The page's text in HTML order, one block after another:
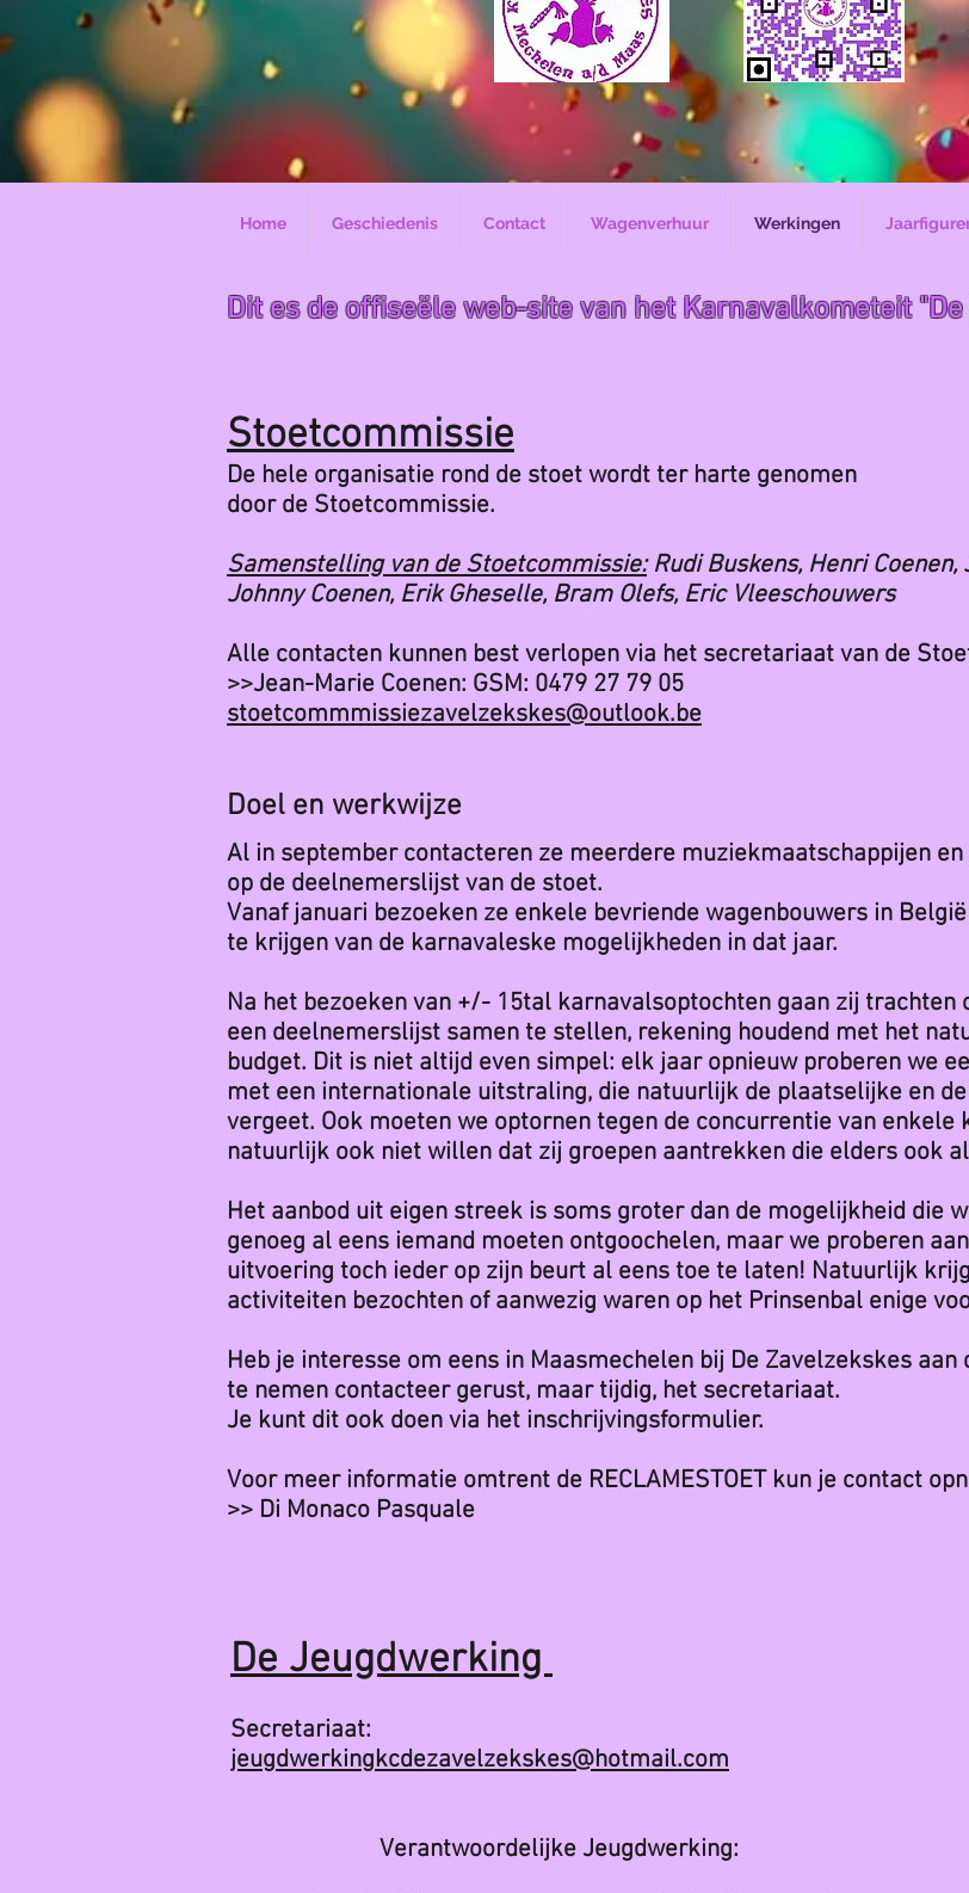
Home Geschiedenis Contact Wagenverhuur Werkingen
Dit es de offiseële web-site van het Karnavalkometeit
Stoetcommissie
De hele organisatie rond de stoet wordt ter harte genomen
door de Stoetcommissie.
Samenstelling van de Stoetcommissie:Rudi Buskens, Henri Coenen,
Johnny Coenen, Erik Gheselle, Bram Olefs, Eric Vleeschouwers
Alle contacten kunnen best verlopen via het secretariaat van de St
>>Jean-Marie Coenen: GSM: 0479 27 79 05
stoetcommmissiezavelzekskes@outlook.be
Doel en werkwijze
Al in september contacteren ze meerdere muziekmaatschappijen
op de deelnemerslijst van de stoet.
Vanaf januari bezoeken ze enkele bevriende wagenbouwers in
te krijgen van de karnavaleske mogelijkheden in dat jaar.
Na het bezoeken van +/- 15tal karnavalsoptochten gaan zij
een deelnemerslijst samen te stellen, rekening houdend met het
budget. Dit is niet altijd even simpel: elk jaar opnieuw proberen we
met een internationale uitstraling, die natuurlijk de plaatselijke en
vergeet. Ook moeten we optornen tegen de concurrentie van
natuurlijk ook niet willen dat zij groepen aantrekken die elders ook
Het aanbod uit eigen streek is soms groter dan de mogelijkheid die
genoeg al eens iemand moeten ontgoochelen, maar we proberen
uitvoering toch ieder op zijn beurt al eens toe te laten! Natuurlijk
activiteiten bezochten of aanwezig waren op het Prinsenbal enige
Heb je interesse om eens in Maasmechelen bij De Zavelzekskes
te nemen contacteer gerust, maar tijdig, het secretariaat.
Je kunt dit ook doen via het inschrijvingsformulier.
Voor meer informatie omtrent de RECLAMESTOET kun je contact
>> Di Monaco Pasquale
De Jeugdwerking
Secretariaat:
jeugdwerkingkcdezavelzekskes@hotmail.com
Verantwoordelijke Jeugdwerking: